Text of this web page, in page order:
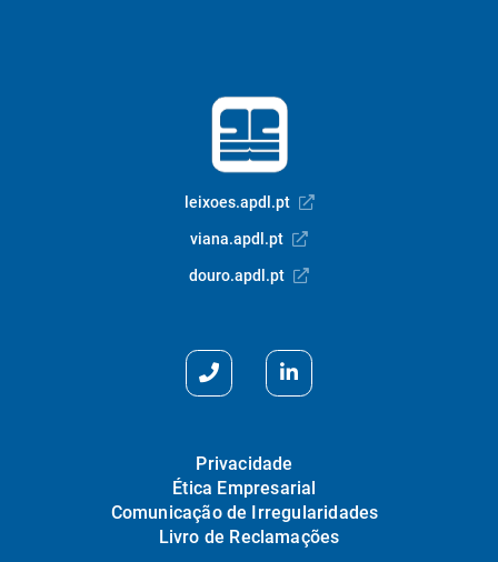
leixoes.apdl.pt
viana.apdl.pt
douro.apdl.pt
Privacidade
Ética Empresarial
Comunicação de Irregularidades
Livro de Reclamações